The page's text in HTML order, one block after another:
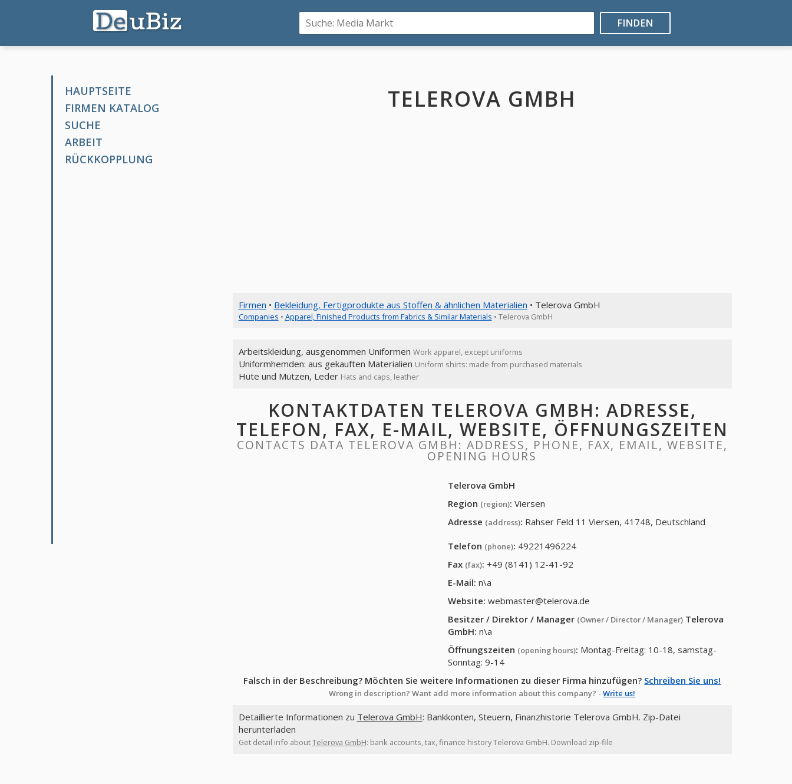
FINDEN
HAUPTSEITE
FIRMEN KATALOG
SUCHE
ARBEIT
RÜCKKOPPLUNG
TELEROVA GMBH
Firmen • Bekleidung, Fertigprodukte aus Stoffen & ähnlichen Materialien • Telerova GmbH
Companies • Apparel, Finished Products from Fabrics & Similar Materials • Telerova GmbH
Arbeitskleidung, ausgenommen Uniformen Work apparel, except uniforms
Uniformhemden: aus gekauften Materialien Uniform shirts: made from purchased materials
Hüte und Mützen, Leder Hats and caps, leather
KONTAKTDATEN TELEROVA GMBH: ADRESSE,
TELEFON, FAX, E-MAIL, WEBSITE, ÖFFNUNGSZEITEN
CONTACTS DATA TELEROVA GMBH: ADDRESS, PHONE, FAX, EMAIL, WEBSITE,
OPENING HOURS
Telerova GmbH
Region (region): Viersen
Adresse (address): Rahser Feld 11 Viersen, 41748, Deutschland
Telefon (phone): 49221496224
Fax (fax): +49 (8141) 12-41-92
E-Mail: n\a
Website: webmaster@telerova.de
Besitzer / Direktor / Manager (Owner / Director / Manager) Telerova
GmbH: n\a
Öffnungszeiten (opening hours): Montag-Freitag: 10-18, samstag-
Sonntag: 9-14
Falsch in der Beschreibung? Möchten Sie weitere Informationen zu dieser Firma hinzufügen? Schreiben Sie uns!
Wrong in description? Want add more information about this company? -Write us!
Detaillierte Informationen zu Telerova GmbH: Bankkonten, Steuern, Finanzhistorie Telerova GmbH. Zip-Datei
herunterladen
Get detail info aboutTelerova GmbH: bank accounts, tax, finance history Telerova GmbH. Download zip-file